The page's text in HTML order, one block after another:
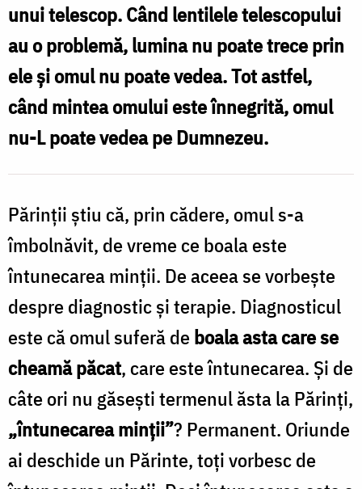
unui telescop. Când lentilele telescopului
au o problemă, lumina nu poate trece prin
ele și omul nu poate vedea. Tot astfel,
când mintea omului este înnegrită, omul
nu-L poate vedea pe Dumnezeu.
Părinții știu că, prin cădere, omul s-a
îmbolnăvit, de vreme ce boala este
întunecarea minții. De aceea se vorbește
despre diagnostic și terapie. Diagnosticul
este că omul suferă deboala asta care se
cheamă păcat, care este întunecarea. Și de
câte ori nu găsești termenul ăsta la Părinți,
„întunecarea minții”? Permanent. Oriunde
ai deschide un Părinte, toți vorbesc de